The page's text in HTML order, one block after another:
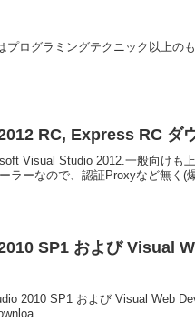
プログラミングテクニック以上の
RC, Express RC ダ
Visual Studio 2012.一般向けも
ラーなので、認証Proxyなど無く(
SP1 および Visual
2010 SP1 および Visual Web